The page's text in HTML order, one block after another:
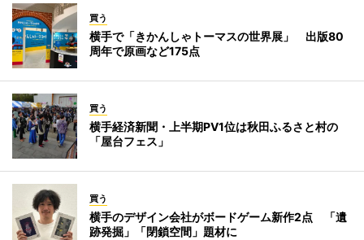
買う
横手で「きかんしゃトーマスの世界展」 出版80
周年で原画など175点
買う
横手経済新聞・上半期PV1位は秋田ふるさと村の
「屋台フェス」
買う
横手のデザイン会社がボードゲーム新作2点 「遺
跡発掘」「閉鎖空間」題材に